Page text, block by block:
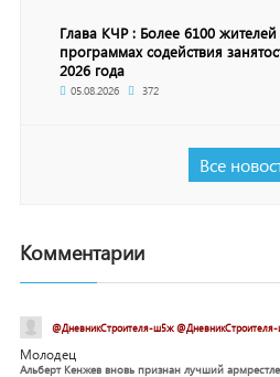
Глава КЧР : Более 6100
программах содействия
2026 года
05.08.2026 372
Все
Комментарии
@ДневникСтроителя-ш5ж
Молодец
Альберт Кенжев вновь признан лучший